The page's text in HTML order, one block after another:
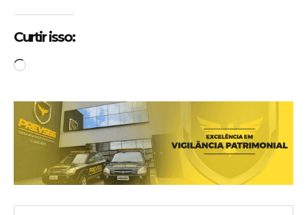
Curtir isso:
C
r
r
e
n
d